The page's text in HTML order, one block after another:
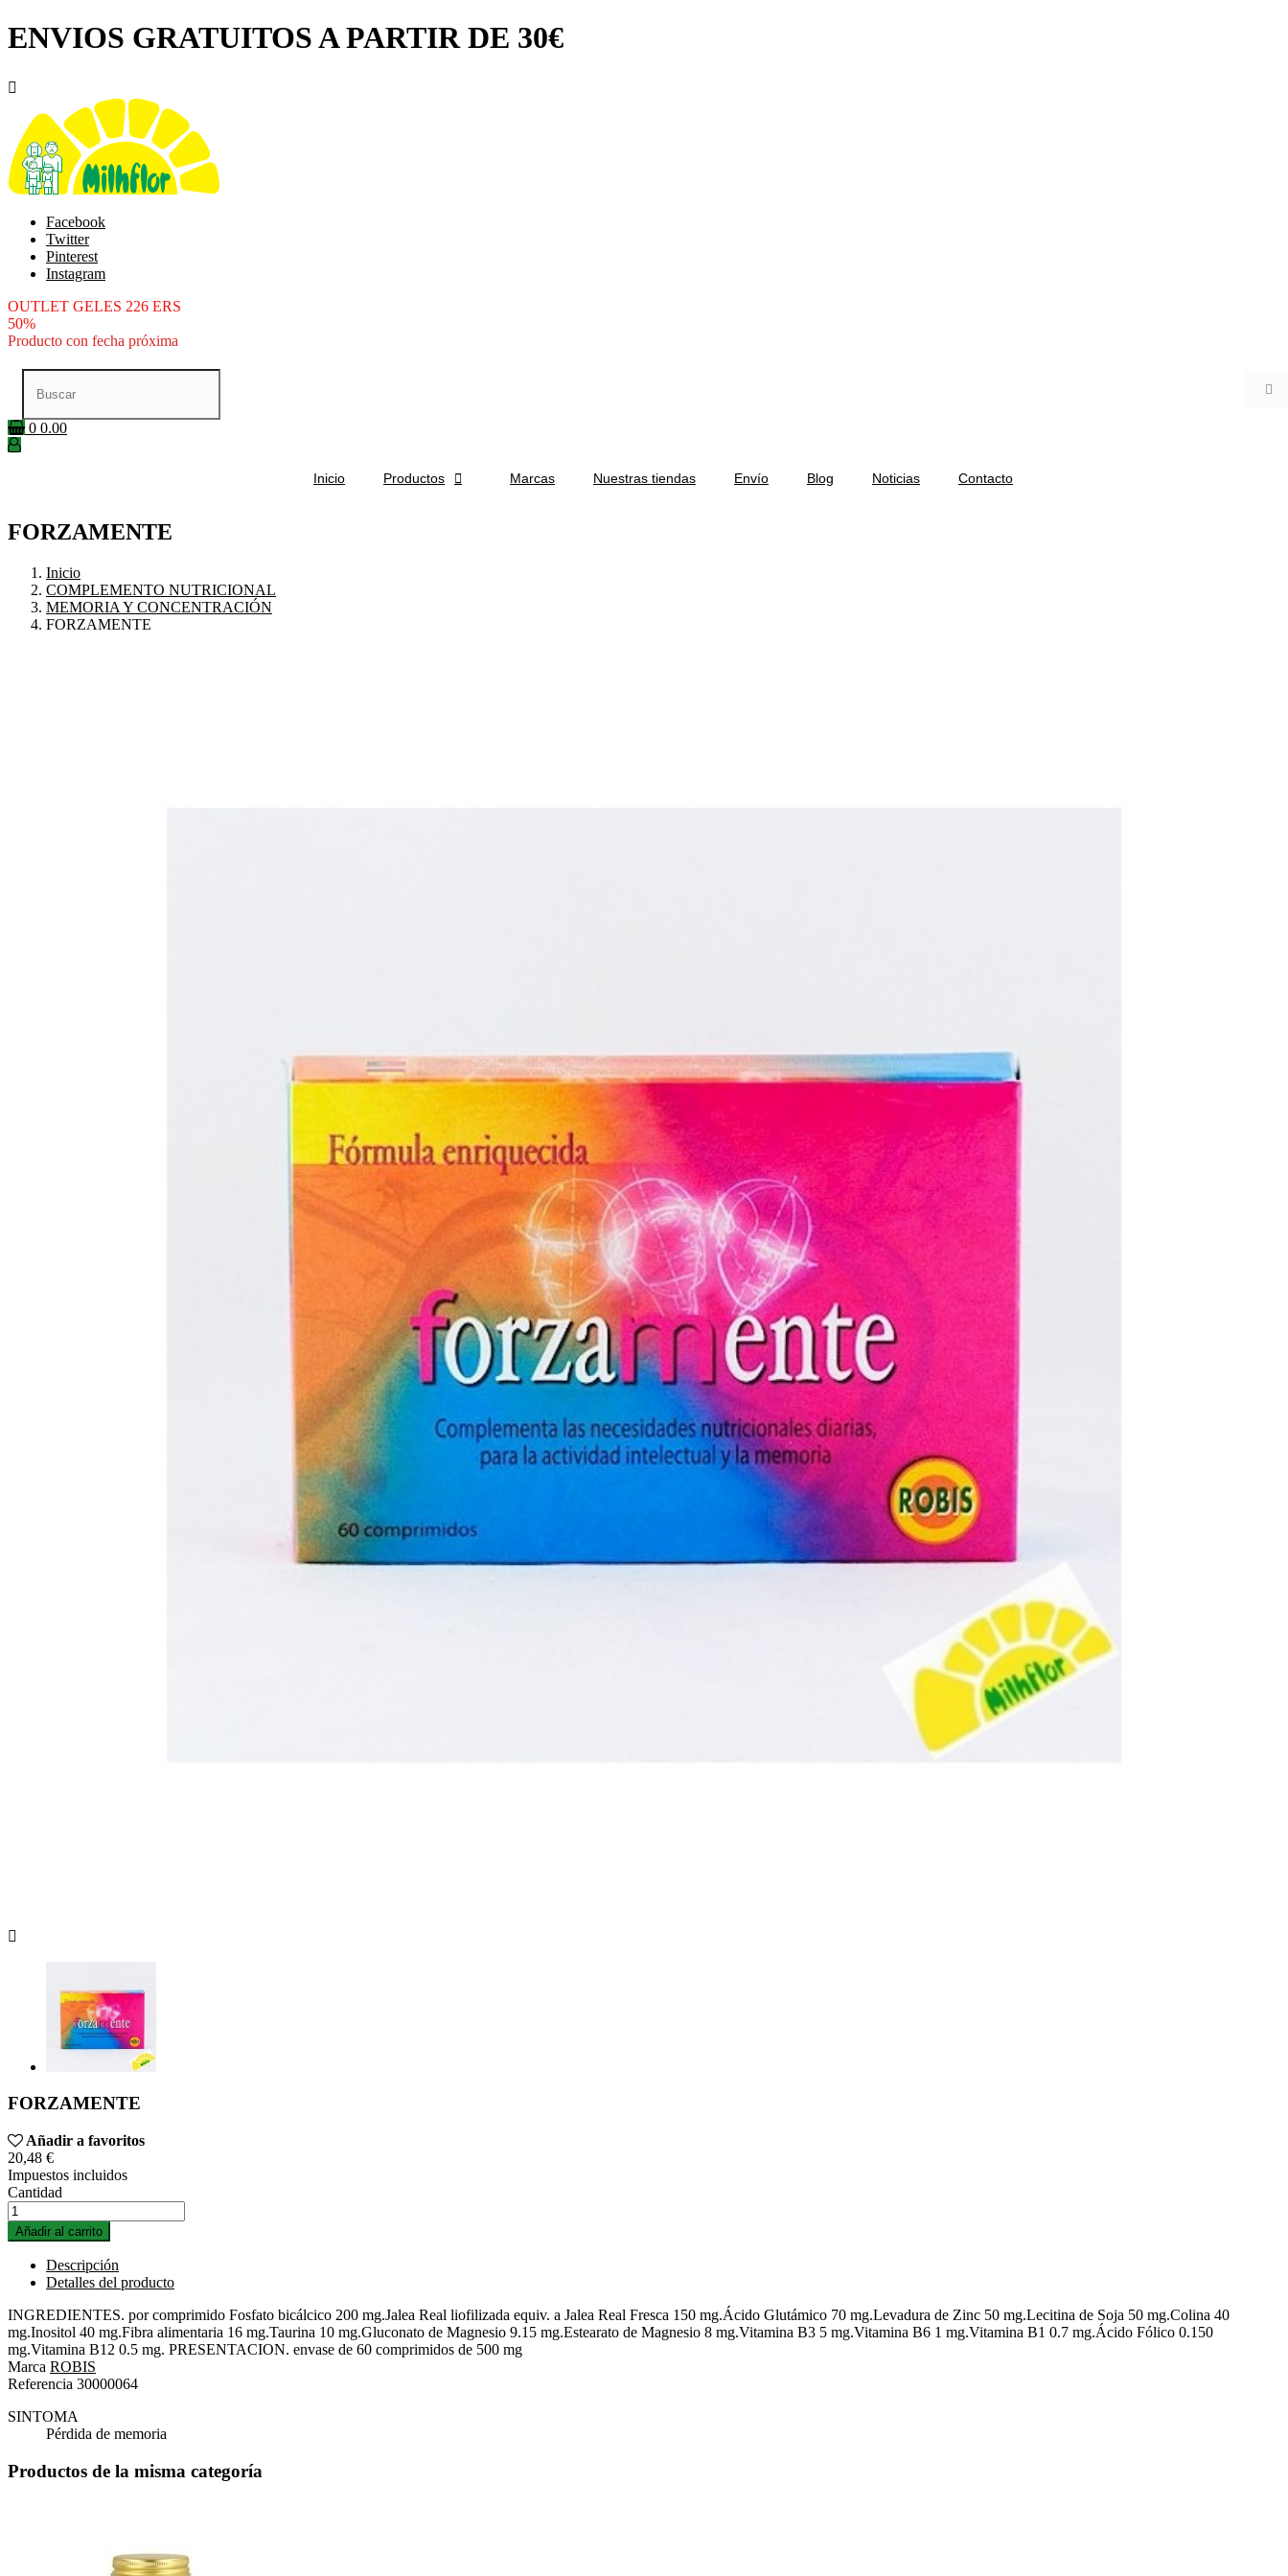
ENVIOS GRATUITOS A PARTIR DE 30€

Facebook
Twitter
Pinterest
Instagram
OUTLET GELES 226 ERS
50%
Producto con fecha próxima

0 0.00
Inicio Productos  Marcas Nuestras tiendas Envío Blog Noticias Contacto
FORZAMENTE
Inicio
COMPLEMENTO NUTRICIONAL
MEMORIA Y CONCENTRACIÓN
FORZAMENTE

FORZAMENTE
Añadir a favoritos
20,48 €
Impuestos incluidos
Cantidad
Añadir al carrito
Descripción
Detalles del producto
INGREDIENTES. por comprimido Fosfato bicálcico 200 mg.Jalea Real liofilizada equiv. a Jalea Real Fresca 150 mg.Ácido Glutámico 70 mg.Levadura de Zinc 50 mg.Lecitina de Soja 50 mg.Colina 40
mg.Inositol 40 mg.Fibra alimentaria 16 mg.Taurina 10 mg.Gluconato de Magnesio 9.15 mg.Estearato de Magnesio 8 mg.Vitamina B3 5 mg.Vitamina B6 1 mg.Vitamina B1 0.7 mg.Ácido Fólico 0.150
mg.Vitamina B12 0.5 mg. PRESENTACION. envase de 60 comprimidos de 500 mg
Marca ROBIS
Referencia 30000064
SINTOMA
Pérdida de memoria
Productos de la misma categoría